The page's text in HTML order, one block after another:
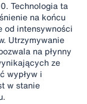
Technologia ta
na końcu
od intensywności
Utrzymywanie
na płynny
ze
wypływ i
w stanie